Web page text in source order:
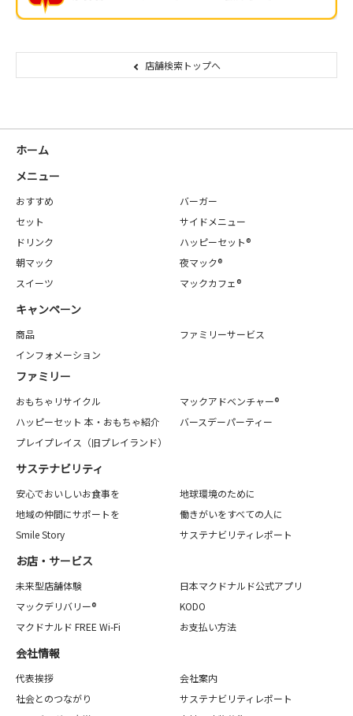
店舗検索トップへ
ホーム
メニュー
おすすめ
バーガー
セット
サイドメニュー
ドリンク
ハッピーセット®
朝マック
夜マック®
スイーツ
マックカフェ®
キャンペーン
商品
ファミリーサービス
インフォメーション
ファミリー
おもちゃリサイクル
マックアドベンチャー®
ハッピーセット 本・おもちゃ紹介
バースデーパーティー
プレイプレイス（旧プレイランド）
サステナビリティ
安心でおいしいお食事を
地球環境のために
地域の仲間にサポートを
働きがいをすべての人に
Smile Story
サステナビリティレポート
お店・サービス
未来型店舗体験
日本マクドナルド公式アプリ
マックデリバリー®
KODO
マクドナルド FREE Wi-Fi
お支払い方法
会社情報
代表挨拶
会社案内
社会とのつながり
サステナビリティレポート